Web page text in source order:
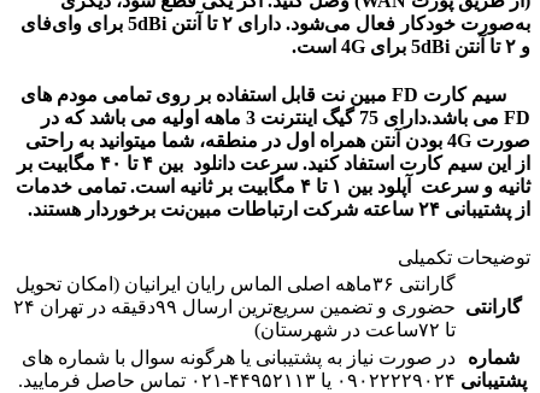
به‌صورت خودکار فعال می‌شود. دارای ۲ تا آنتن 5dBi برای وای‌فای
و ۲ تا آنتن 5dBi برای 4G است.
سیم کارت FD مبین نت قابل استفاده بر روی تمامی مودم های
FD می باشد.دارای 75 گیگ اینترنت 3 ماهه اولیه می باشد که در
صورت 4G بودن آنتن همراه اول در منطقه، شما میتوانید به راحتی
از این سیم کارت استفاد کنید. سرعت دانلود بین ۴ تا ۴۰ مگابیت بر
ثانیه و سرعت آپلود بین ۱ تا ۴ مگابیت بر ثانیه است. تمامی خدمات
از پشتیبانی ۲۴ ساعته شرکت ارتباطات مبین‌نت برخوردار هستند.
توضیحات تکمیلی
گارانتی
گارانتی ۳۶ماهه اصلی الماس رایان ایرانیان (امکان تحویل
حضوری و تضمین سریع‌ترین ارسال ۹۹دقیقه‌ در تهران ۲۴
تا ۷۲ساعت در شهرستان)
شماره
پشتیبانی
در صورت نیاز به پشتیبانی یا هرگونه سوال با شماره های
۰۹۰۲۲۲۲۹۰۲۴ یا ۴۴۹۵۲۱۱۳-۰۲۱ تماس حاصل فرمایید.